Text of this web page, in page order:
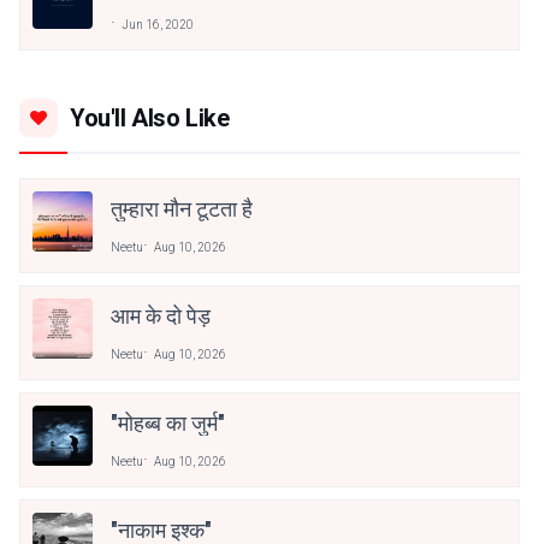
Jun 16, 2020
You'll Also Like
तुम्हारा मौन टूटता है
Neetu Aug 10, 2026
आम के दो पेड़
Neetu Aug 10, 2026
"मोहब्ब का जुर्म"
Neetu Aug 10, 2026
"नाकाम इश्क"